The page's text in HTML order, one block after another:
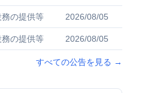
務の提供等 2026/08/05
務の提供等 2026/08/05
すべての公告を見る →